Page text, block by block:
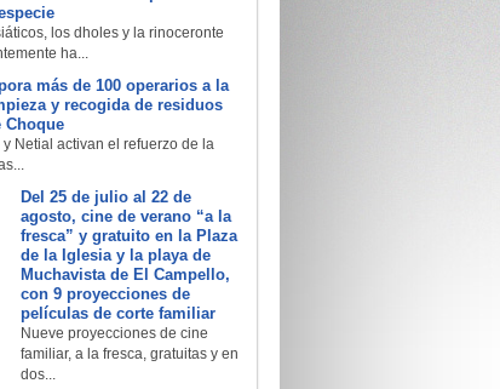
los dholes y la rinoceronte
ha...
más de 100 operarios a la
y recogida de residuos
Choque
y Netial activan el refuerzo de la
Del 25 de julio al 22 de
agosto, cine de verano “a la
fresca” y gratuito en la Plaza
de la Iglesia y la playa de
Muchavista de El Campello,
con 9 proyecciones de
películas de corte familiar
Nueve proyecciones de cine
familiar, a la fresca, gratuitas y en
dos...